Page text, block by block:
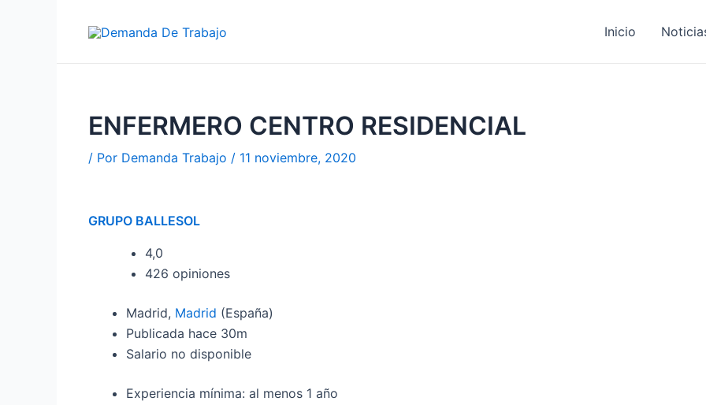
Inicio
ENFERMERO CENTRO RESIDENCIAL
/ Por Demanda Trabajo / 11 noviembre, 2020
GRUPO BALLESOL
4,0
426 opiniones
Madrid, Madrid (España)
Publicada hace 30m
Salario no disponible
Experiencia mínima: al menos 1 año